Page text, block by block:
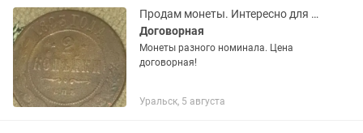
Продам монеты. Интересно для нумизматов!
Договорная
Монеты разного номинала. Цена
договорная!
Уральск, 5 августа